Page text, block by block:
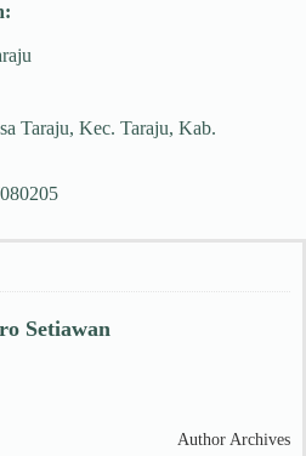
Taraju, Kec. Taraju, Kab.
Setiawan
Author Archives